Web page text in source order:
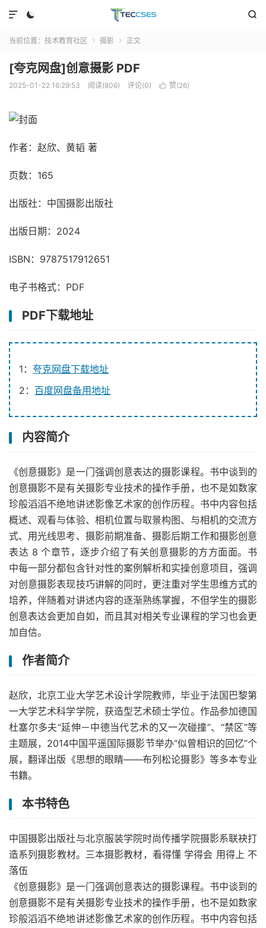
 

当前位置： 技术教育社区  摄影  正文
[夸克网盘]创意摄影 PDF
2025-01-22 16:29:53 阅读(806) 评论(0)  赞(26)
作者：赵欣、黄韬 著
页数：165
出版社：中国摄影出版社
出版日期：2024
ISBN：9787517912651
电子书格式：PDF
PDF下载地址
1： 夸克网盘下载地址
2： 百度网盘备用地址
内容简介
《创意摄影》是一门强调创意表达的摄影课程。书中谈到的
创意摄影不是有关摄影专业技术的操作手册，也不是如数家
珍般滔滔不绝地讲述影像艺术家的创作历程。书中内容包括
概述、观看与体验、相机位置与取景构图、与相机的交流方
式、用光线思考、摄影前期准备、摄影后期工作和摄影创意
表达 8 个章节，逐步介绍了有关创意摄影的方方面面。书
中每一部分都包含针对性的案例解析和实操创意项目，强调
对创意摄影表现技巧讲解的同时，更注重对学生思维方式的
培养，伴随着对讲述内容的逐渐熟练掌握，不但学生的摄影
创意表达会更加自如，而且其对相关专业课程的学习也会更
加自信。
作者简介
赵欣，北京工业大学艺术设计学院教师，毕业于法国巴黎第
一大学艺术科学学院，获造型艺术硕士学位。作品参加德国
杜塞尔多夫“延伸－中德当代艺术的又一次碰撞”、“禁区”等
主题展，2014中国平遥国际摄影节举办“似曾相识的回忆”个
展，翻译出版《思想的眼睛——布列松论摄影》等多本专业
书籍。
本书特色
中国摄影出版社与北京服装学院时尚传播学院摄影系联袂打
造系列摄影教材。三本摄影教材，看得懂 学得会 用得上 不
落伍
《创意摄影》是一门强调创意表达的摄影课程。书中谈到的
创意摄影不是有关摄影专业技术的操作手册，也不是如数家
珍般滔滔不绝地讲述影像艺术家的创作历程。书中内容包括